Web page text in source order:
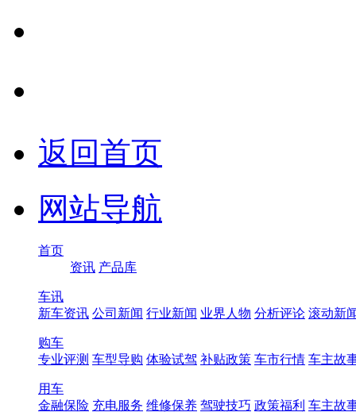
返回首页
网站导航
首页
资讯 产品库
车讯
新车资讯 公司新闻 行业新闻 业界人物 分析评论 滚动新
购车
专业评测 车型导购 体验试驾 补贴政策 车市行情 车主故
用车
金融保险 充电服务 维修保养 驾驶技巧 政策福利 车主故